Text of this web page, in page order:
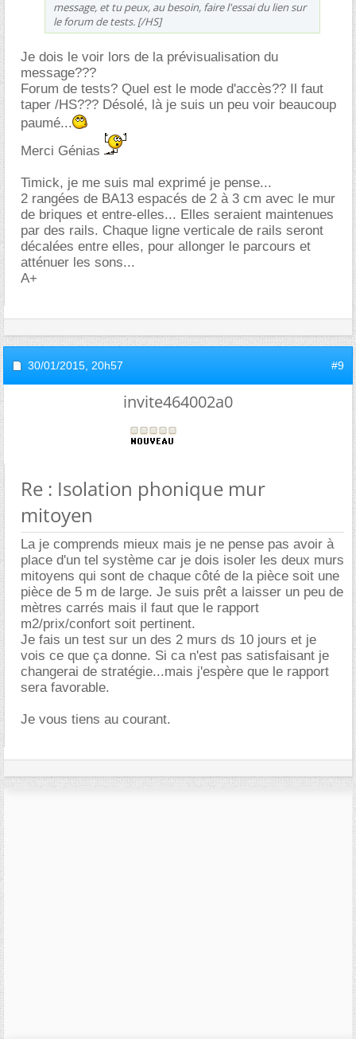
message, et tu peux, au besoin, faire l'essai du lien sur
le forum de tests. [/HS]
Je dois le voir lors de la prévisualisation du
message???
Forum de tests? Quel est le mode d'accès?? Il faut
taper /HS??? Désolé, là je suis un peu voir beaucoup
paumé...
Merci Génias
Timick, je me suis mal exprimé je pense...
2 rangées de BA13 espacés de 2 à 3 cm avec le mur
de briques et entre-elles... Elles seraient maintenues
par des rails. Chaque ligne verticale de rails seront
décalées entre elles, pour allonger le parcours et
atténuer les sons...
A+
30/01/2015, 20h57 #9
invite464002a0
Re : Isolation phonique mur
mitoyen
La je comprends mieux mais je ne pense pas avoir à
place d'un tel système car je dois isoler les deux murs
mitoyens qui sont de chaque côté de la pièce soit une
pièce de 5 m de large. Je suis prêt a laisser un peu de
mètres carrés mais il faut que le rapport
m2/prix/confort soit pertinent.
Je fais un test sur un des 2 murs ds 10 jours et je
vois ce que ça donne. Si ca n'est pas satisfaisant je
changerai de stratégie...mais j'espère que le rapport
sera favorable.
Je vous tiens au courant.